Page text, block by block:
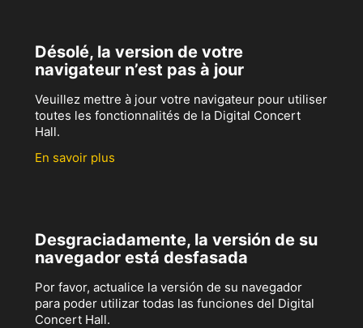
Désolé, la version de votre
navigateur n’est pas à jour
Veuillez mettre à jour votre navigateur pour utiliser
toutes les fonctionnalités de la Digital Concert
Hall.
En savoir plus
Desgraciadamente, la versión de su
navegador está desfasada
Por favor, actualice la versión de su navegador
para poder utilizar todas las funciones del Digital
Concert Hall.